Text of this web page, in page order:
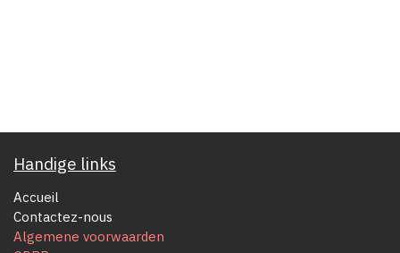
Handige links
Accueil
Contactez-nous
Algemene voorwaarden